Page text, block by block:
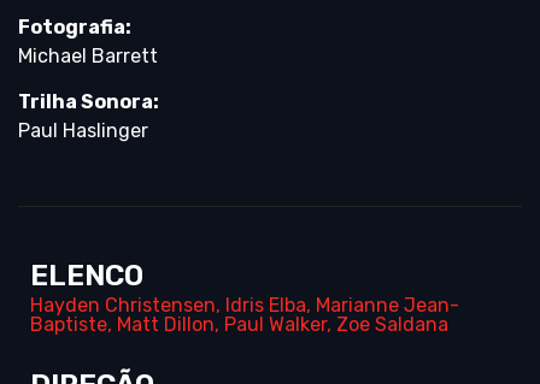
Fotografia:
Michael Barrett
Trilha Sonora:
Paul Haslinger
ELENCO
Hayden Christensen, Idris Elba, Marianne Jean-
Baptiste, Matt Dillon, Paul Walker, Zoe Saldana